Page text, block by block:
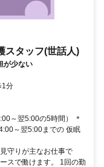
スタッフ(世話人)
が少ない
1分
～翌5:00の5時間） ＊
～翌5:00までの 仮眠
守りが主なお仕事で
スで働けます。 1回の勤